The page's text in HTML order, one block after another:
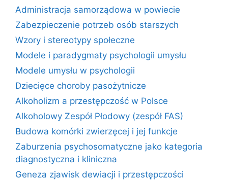
Administracja samorządowa w powiecie
Zabezpieczenie potrzeb osób starszych
Wzory i stereotypy społeczne
Modele i paradygmaty psychologii umysłu
Modele umysłu w psychologii
Dziecięce choroby pasożytnicze
Alkoholizm a przestępczość w Polsce
Alkoholowy Zespół Płodowy (zespół FAS)
Budowa komórki zwierzęcej i jej funkcje
Zaburzenia psychosomatyczne jako kategoria
diagnostyczna i kliniczna
Geneza zjawisk dewiacji i przestępczości